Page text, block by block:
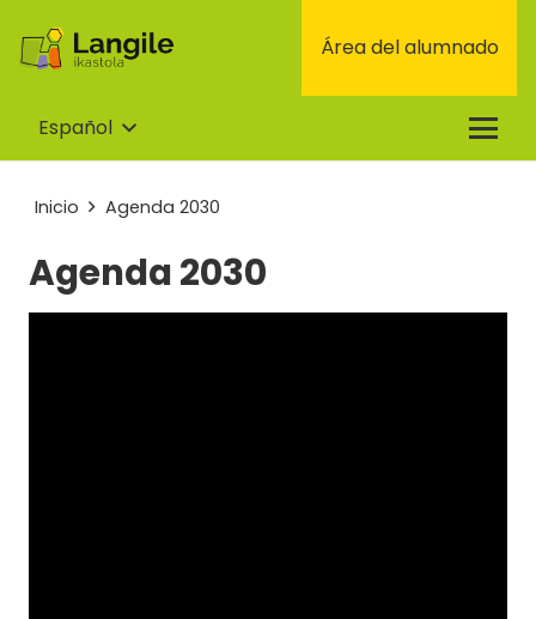
Área del alumnado
Español
Inicio Agenda 2030
Agenda 2030